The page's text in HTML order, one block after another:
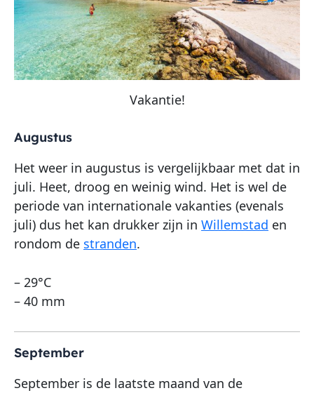
Vakantie!
Augustus
Het weer in augustus is vergelijkbaar met dat in
juli. Heet, droog en weinig wind. Het is wel de
periode van internationale vakanties (evenals
juli) dus het kan drukker zijn in Willemstad en
rondom de stranden.
– 29°C
– 40 mm
September
September is de laatste maand van de